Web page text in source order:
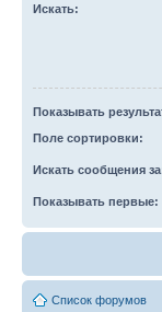
Искать:
Показывать
Поле сортировки:
Искать сообщения
Показывать первые:
Список форумов